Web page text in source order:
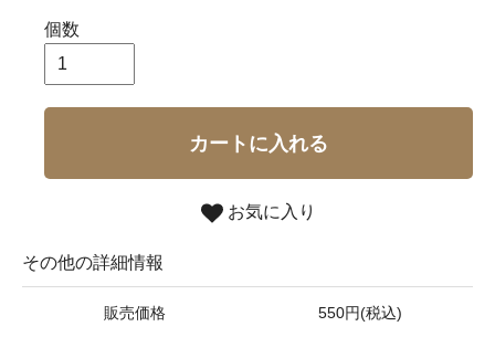
個数
カートに入れる
お気に入り
その他の詳細情報
販売価格 550円(税込)